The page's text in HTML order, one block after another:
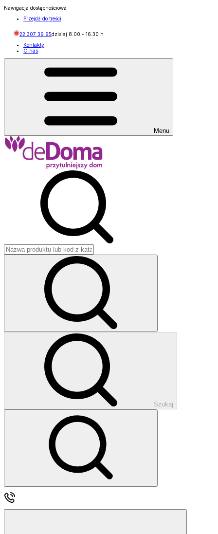
Nawigacja dostępnościowa
Przejdź do treści
22 307 39 95dzisiaj 8:00 - 16:30 h
Kontakty
O nas
Menu
Szukaj